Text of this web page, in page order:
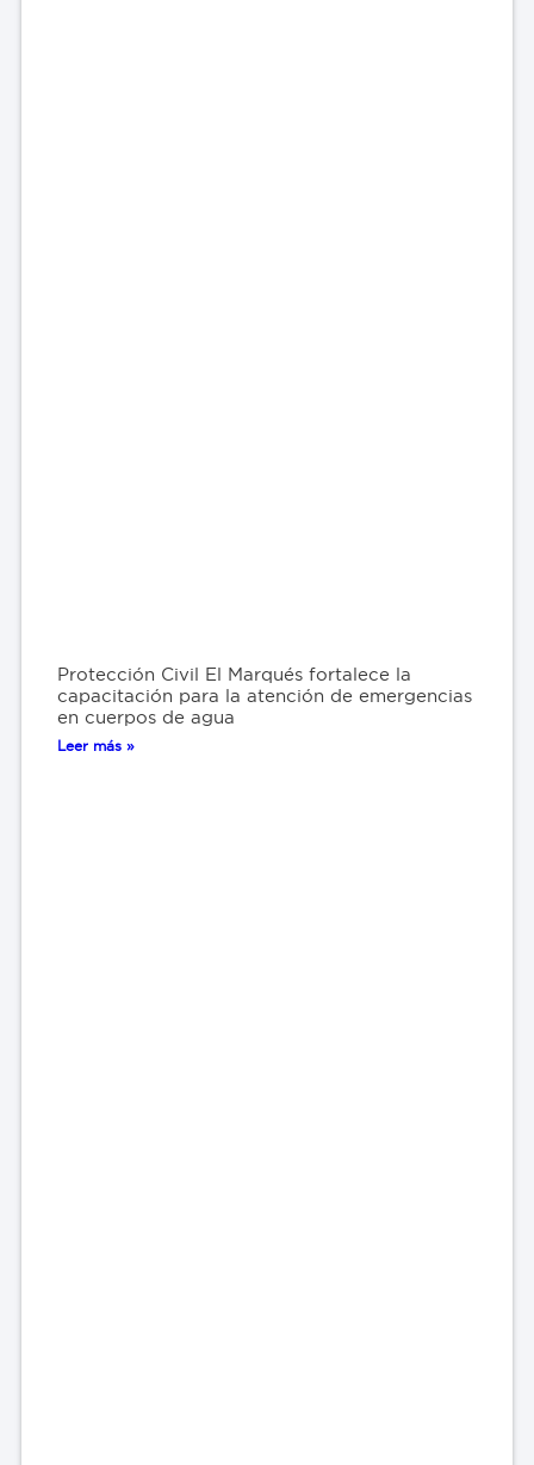
Protección Civil El Marqués fortalece la
capacitación para la atención de emergencias
en cuerpos de agua
Leer más »